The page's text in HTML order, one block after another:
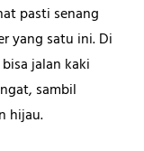
pasti senang
yang satu ini. Di
jalan kaki
sambil
hijau.